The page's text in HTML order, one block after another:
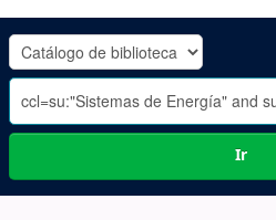
OLADE
-
Ir